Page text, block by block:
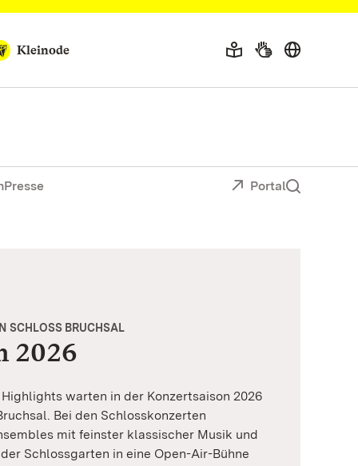
Kleinode
Presse Portal
SCHLOSS BRUCHSAL
2026
warten in der Konzertsaison 2026
Bei den Schlosskonzerten
mit feinster klassischer Musik und
Schlossgarten in eine Open-Air-Bühne